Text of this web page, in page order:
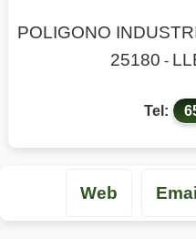
POLIGONO
25180 -
Tel:
Web Email